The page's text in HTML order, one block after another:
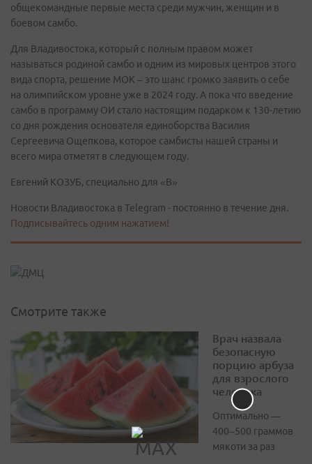
общекомандные первые места среди мужчин, женщин и в
боевом самбо.
Для Владивостока, который с полным правом может
называться родиной самбо и одним из мировых центров этого
вида спорта, решение МОК – это шанс громко заявить о себе
на олимпийском уровне уже в 2024 году. А пока что введение
самбо в программу ОИ стало настоящим подарком к 130-летию
со дня рождения основателя единоборства Василия
Сергеевича Ощепкова, которое самбисты нашей страны и
всего мира отметят в следующем году.
Евгений КОЗУБ, специально для «В»
Новости Владивостока в Telegram - постоянно в течение дня.
Подписывайтесь одним нажатием!
Смотрите также
Врач назвала
безопасную
порцию арбуза
для взрослого
человека
Оптимально —
400–500 граммов
мякоти за раз